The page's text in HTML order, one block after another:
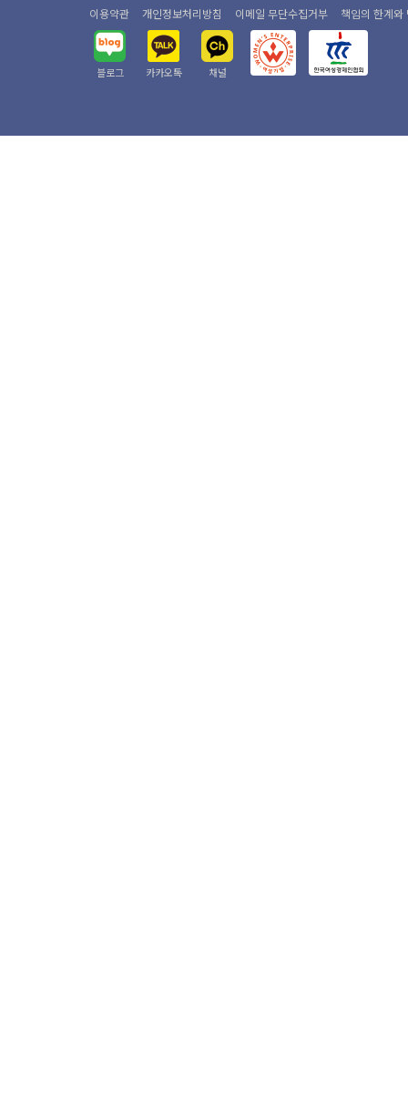
이용약관 개인정보처리방침 이메일 무단수집거부 책임의 한계와
블로그 카카오톡 채널